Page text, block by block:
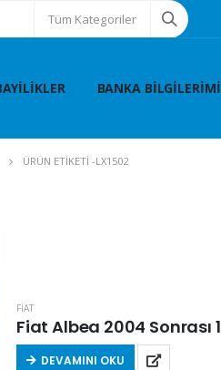
Tüm Kategoriler
BANKA
ÜRÜN ETIKETI -LX1502
FİAT
Fiat Albea 2004 Sonrası
DEVAMINI OKU